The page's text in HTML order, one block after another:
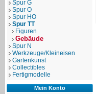
Spur G
Spur O
Spur HO
Spur TT
Figuren
Gebäude
Spur N
Werkzeuge/Kleineisen
Gartenkunst
Collectibles
Fertigmodelle
Mein Konto